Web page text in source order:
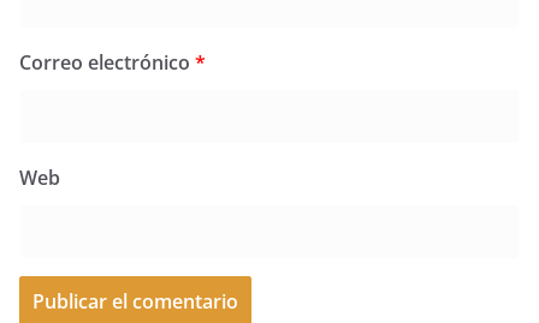
Correo electrónico *
Web